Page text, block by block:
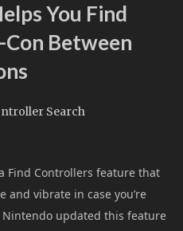
You Find
Between
Find Controllers feature that
and vibrate in case you’re
updated this feature